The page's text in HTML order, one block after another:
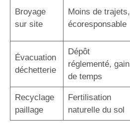
Broyage
sur site
Moins de trajets,
écoresponsable
Évacuation
déchetterie
Dépôt
réglementé, gain
de temps
Recyclage
paillage
Fertilisation
naturelle du sol